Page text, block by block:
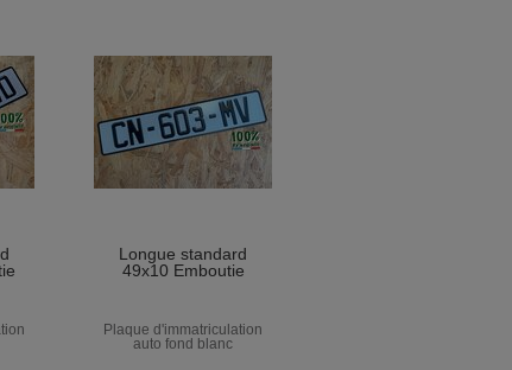
Longue standard
49x10 Emboutie
Plaque d'immatriculation
auto fond blanc